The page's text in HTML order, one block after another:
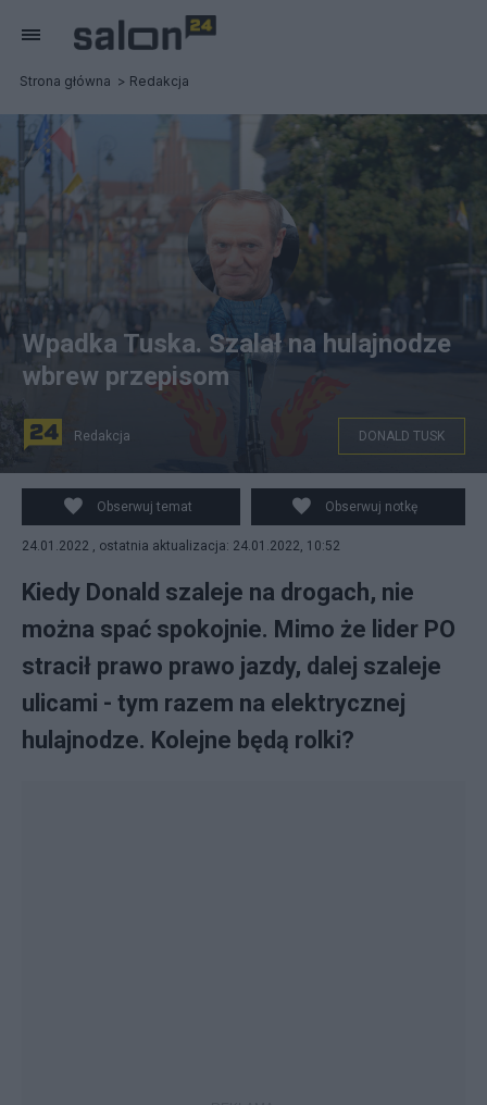
Strona główna Redakcja
Pixabay; PAP/Artur Reszko
Wpadka Tuska. Szalał na hulajnodze
wbrew przepisom
Redakcja DONALD TUSK
Obserwuj temat Obserwuj notkę
24.01.2022 , ostatnia aktualizacja: 24.01.2022, 10:52
Kiedy Donald szaleje na drogach, nie
można spać spokojnie. Mimo że lider PO
stracił prawo prawo jazdy, dalej szaleje
ulicami - tym razem na elektrycznej
hulajnodze. Kolejne będą rolki?